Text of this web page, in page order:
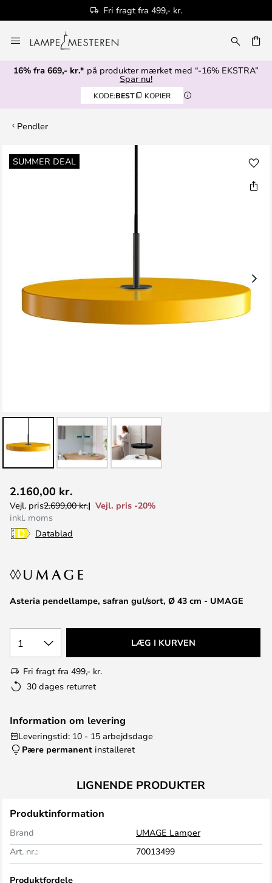
Fri fragt fra 499,- kr.
to
Content
16% fra 669,- kr.* på produkter mærket med “-16% EKSTRA”
Spar nu!
KODE:BEST KOPIER
Pendler
SUMMER DEAL
Gå
til
til
starten
billedgalleriet
Asteria pendellampe, safran gul/sort, Ø 43 cm - UMAGE
2.160,00 kr.
Vejl. pris2.699,00 kr.
Vejl. pris -20%
inkl. moms
Datablad
1 LÆG I KURVEN
Fri fragt fra 499,- kr.
30 dages returret
Information om levering
Leveringstid: 10 - 15 arbejdsdage
Pære permanent installeret
LIGNENDE PRODUKTER
Produktinformation
Brand
UMAGE Lamper
Art. nr.:
70013499
Produktfordele